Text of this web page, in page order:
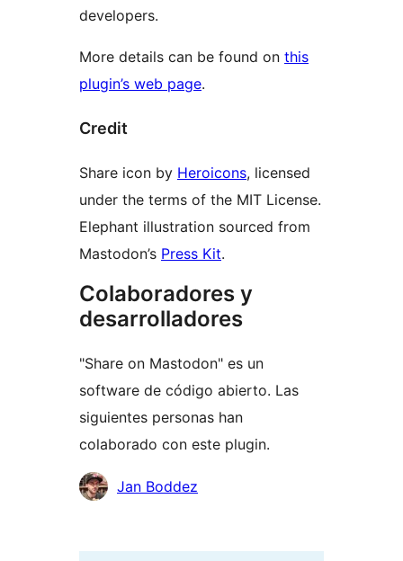
developers.
More details can be found on this
plugin’s web page.
Credit
Share icon by Heroicons, licensed
under the terms of the MIT License.
Elephant illustration sourced from
Mastodon’s Press Kit.
Colaboradores y
desarrolladores
"Share on Mastodon" es un
software de código abierto. Las
siguientes personas han
colaborado con este plugin.
Colaboradores
Jan Boddez